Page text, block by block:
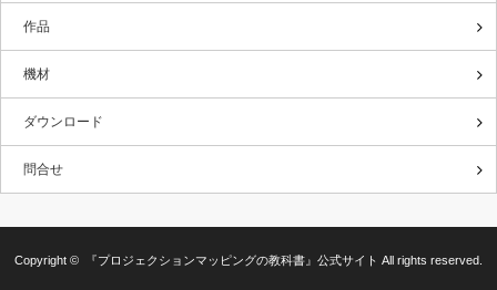
作品
機材
ダウンロード
問合せ
Copyright © 『プロジェクションマッピングの教科書』公式サイト All rights reserved.